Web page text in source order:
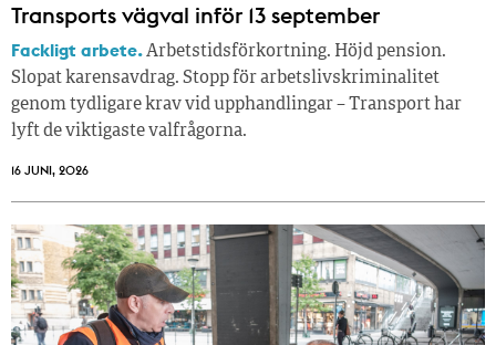
Transports vägval inför 13 september
Fackligt arbete.Arbetstidsförkortning. Höjd pension.
Slopat karensavdrag. Stopp för arbetslivskriminalitet
genom tydligare krav vid upphandlingar – Transport har
lyft de viktigaste valfrågorna.
16 JUNI, 2026